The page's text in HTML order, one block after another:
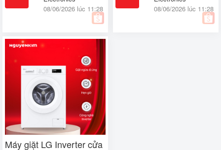
08/06/2026 lúc 11:28
08/06/2026 lúc 11:28
Máy giặt LG Inverter cửa